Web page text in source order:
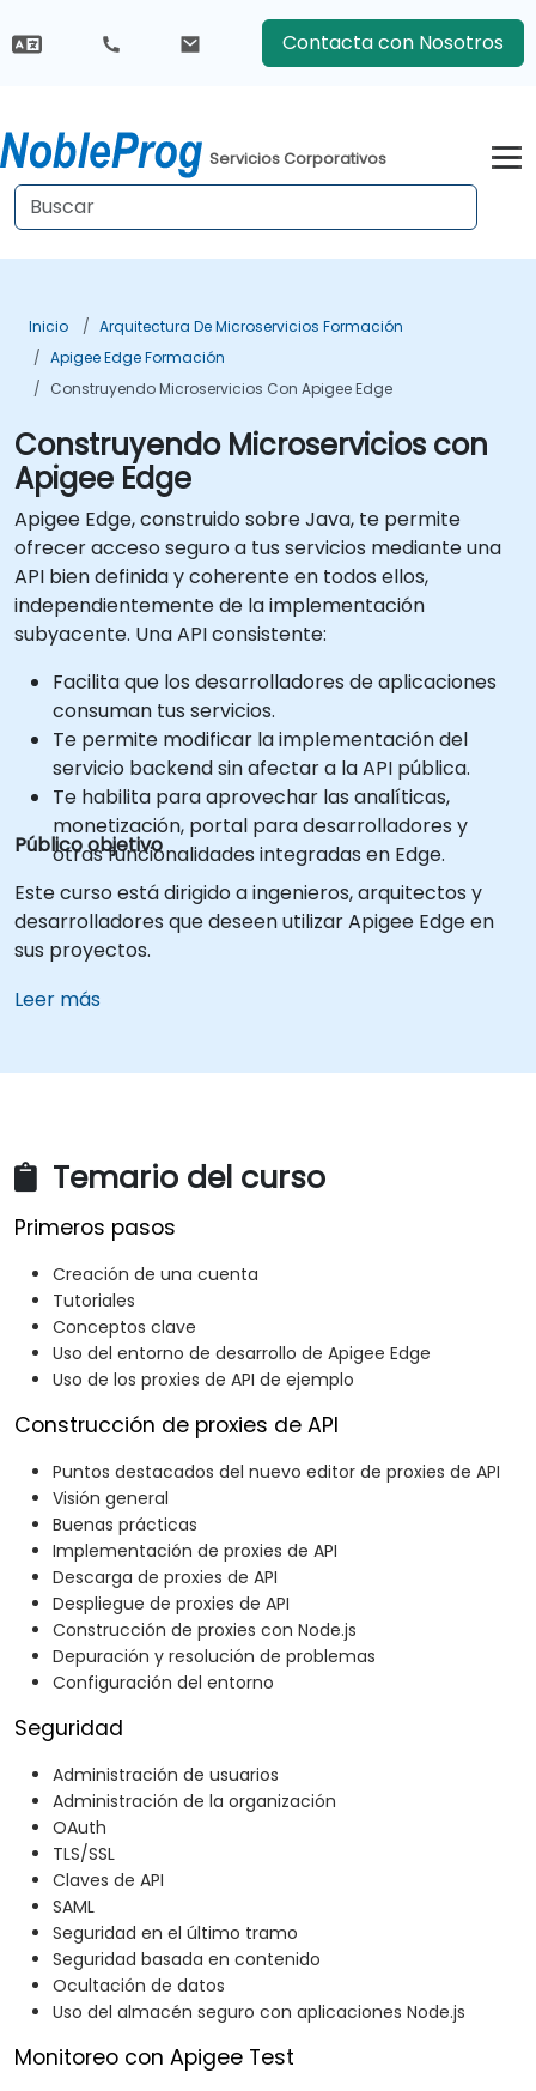
Contacta con Nosotros
Servicios Corporativos
Inicio
Arquitectura De Microservicios Formación
Apigee Edge Formación
Construyendo Microservicios Con Apigee Edge
Construyendo Microservicios con
Apigee Edge
Apigee Edge, construido sobre Java, te permite
ofrecer acceso seguro a tus servicios mediante una
API bien definida y coherente en todos ellos,
independientemente de la implementación
subyacente. Una API consistente:
Facilita que los desarrolladores de aplicaciones
consuman tus servicios.
Te permite modificar la implementación del
servicio backend sin afectar a la API pública.
Te habilita para aprovechar las analíticas,
monetización, portal para desarrolladores y
otras funcionalidades integradas en Edge.
Público objetivo
Este curso está dirigido a ingenieros, arquitectos y
desarrolladores que deseen utilizar Apigee Edge en
sus proyectos.
Leer más
Temario del curso
Primeros pasos
Creación de una cuenta
Tutoriales
Conceptos clave
Uso del entorno de desarrollo de Apigee Edge
Uso de los proxies de API de ejemplo
Construcción de proxies de API
Puntos destacados del nuevo editor de proxies de API
Visión general
Buenas prácticas
Implementación de proxies de API
Descarga de proxies de API
Despliegue de proxies de API
Construcción de proxies con Node.js
Depuración y resolución de problemas
Configuración del entorno
Seguridad
Administración de usuarios
Administración de la organización
OAuth
TLS/SSL
Claves de API
SAML
Seguridad en el último tramo
Seguridad basada en contenido
Ocultación de datos
Uso del almacén seguro con aplicaciones Node.js
Monitoreo con Apigee Test